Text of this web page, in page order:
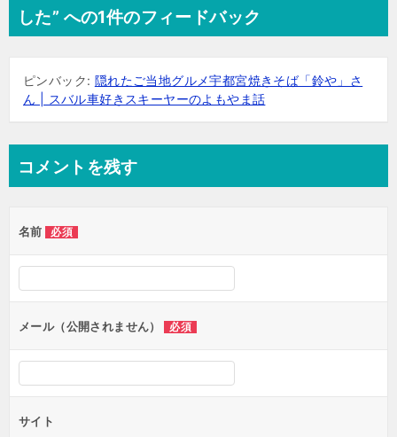
した” への1件のフィードバック
ピンバック: 隠れたご当地グルメ宇都宮焼きそば「鈴や」さ
ん | スバル車好きスキーヤーのよもやま話
コメントを残す
名前 必須
メール（公開されません） 必須
サイト